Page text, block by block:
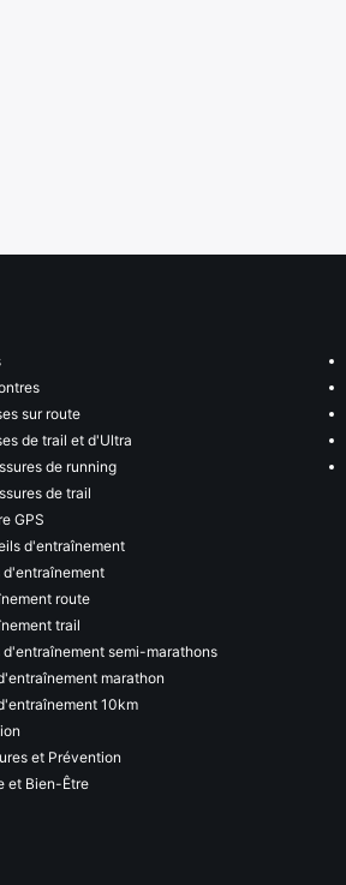
sur route
de trail et d'Ultra
de running
de trail
GPS
d'entraînement
d'entraînement
route
trail
d'entraînement semi-marathons
marathon
10km
et Prévention
et Bien-Être